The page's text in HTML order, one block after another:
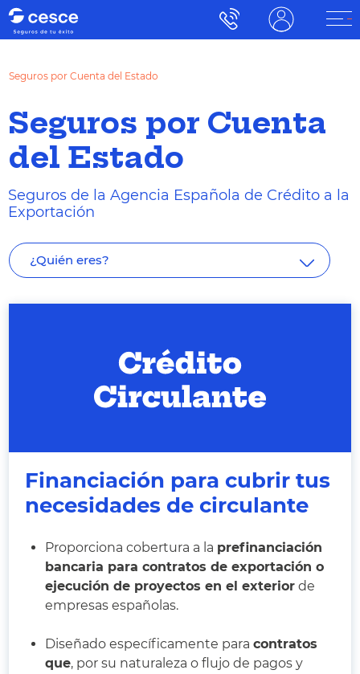
Seguros por Cuenta del Estado
Seguros por Cuenta
del Estado
Seguros de la Agencia Española de Crédito a la
Exportación
¿Quién eres?
Financiación para cubrir tus
necesidades de circulante
Proporciona cobertura a la prefinanciación
bancaria para contratos de exportación o
ejecución de proyectos en el exterior de
empresas españolas.
Diseñado específicamente para contratos
que, por su naturaleza o flujo de pagos y